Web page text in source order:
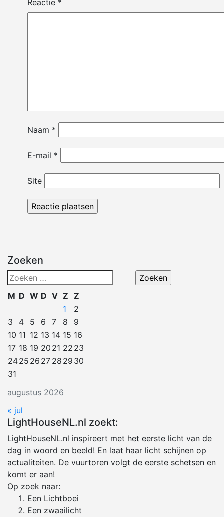
Reactie *
Naam *
E-mail *
Site
Zoeken
Zoeken
naar:
augustus 2026
M D W D V Z Z
1
2
3
4 5 6 7 8
9
10 11 12 13 14 15 16
17 18 19 20 21 22 23
2425 26 27 28 29 30
31
« jul
LightHouseNL.nl zoekt:
LightHouseNL.nl inspireert met het eerste licht van de
dag in woord en beeld! En laat haar licht schijnen op
actualiteiten. De vuurtoren volgt de eerste schetsen en
komt er aan!
Op zoek naar:
Een Lichtboei
Een zwaailicht